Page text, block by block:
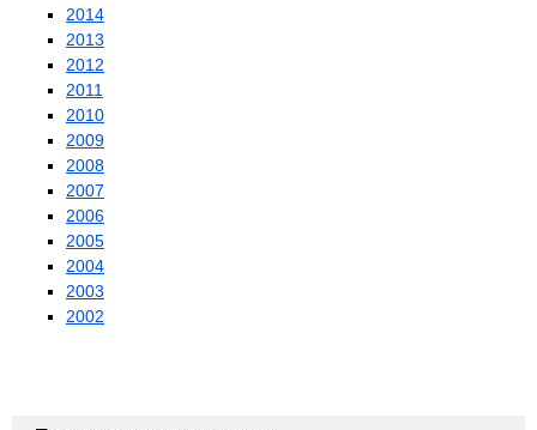
2014
2013
2012
2011
2010
2009
2008
2007
2006
2005
2004
2003
2002